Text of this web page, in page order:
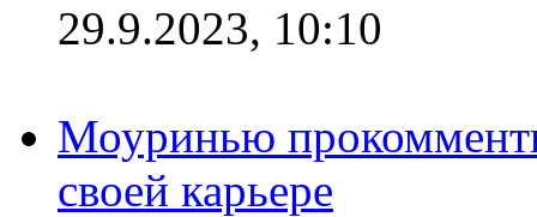
29.9.2023, 10:10
Моуринью
своей карьере